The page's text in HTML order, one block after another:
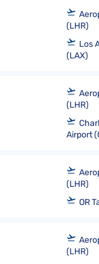
(LHR)
Los
(LAX)
(LHR)
Airport
(LHR)
OR
(LHR)